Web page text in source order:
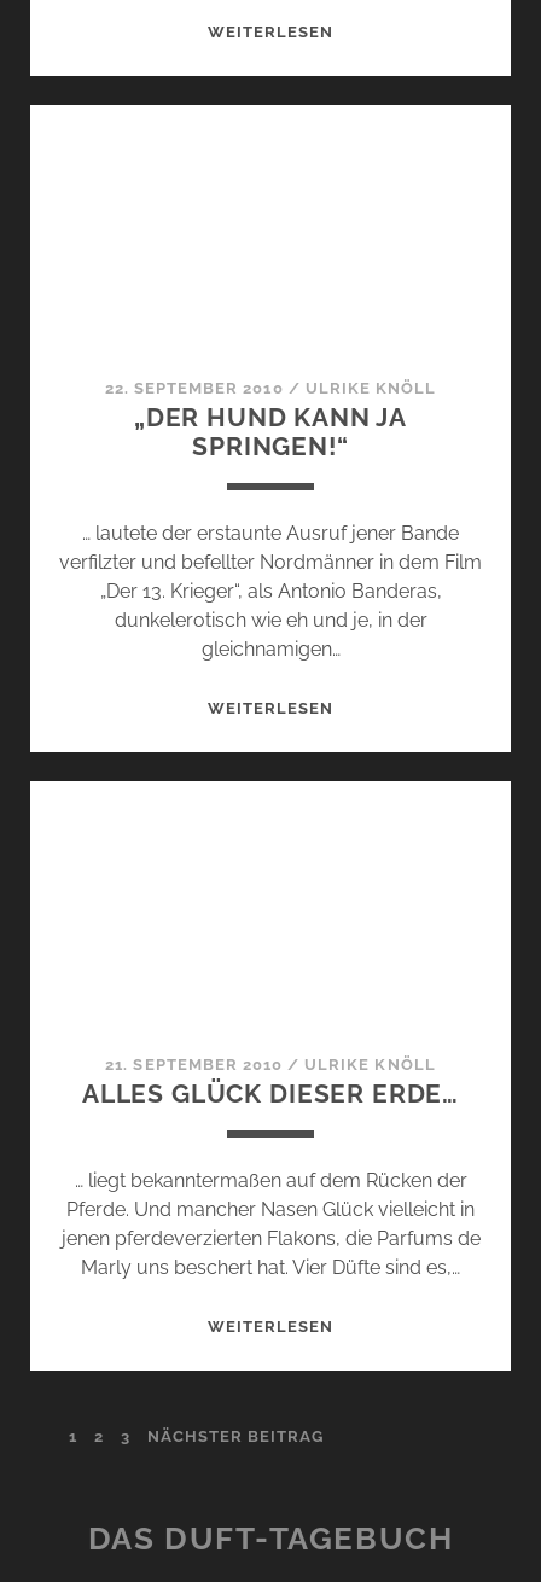
WEITERLESEN
22. SEPTEMBER 2010 / ULRIKE KNÖLL
„DER HUND KANN JA
SPRINGEN!“
… lautete der erstaunte Ausruf jener Bande
verfilzter und befellter Nordmänner in dem Film
„Der 13. Krieger“, als Antonio Banderas,
dunkelerotisch wie eh und je, in der
gleichnamigen…
WEITERLESEN
21. SEPTEMBER 2010 / ULRIKE KNÖLL
ALLES GLÜCK DIESER ERDE…
… liegt bekanntermaßen auf dem Rücken der
Pferde. Und mancher Nasen Glück vielleicht in
jenen pferdeverzierten Flakons, die Parfums de
Marly uns beschert hat. Vier Düfte sind es,…
WEITERLESEN
SEITENNUMMERIERUNG
BEITRÄGE
1 2 3 NÄCHSTER BEITRAG
DAS DUFT-TAGEBUCH